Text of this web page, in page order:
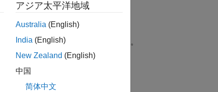
列挙型メンバーの名前を表示します。
。
アジア太平洋地域
Australia (English)
India (English)
New Zealand (English)
中国
简体中文